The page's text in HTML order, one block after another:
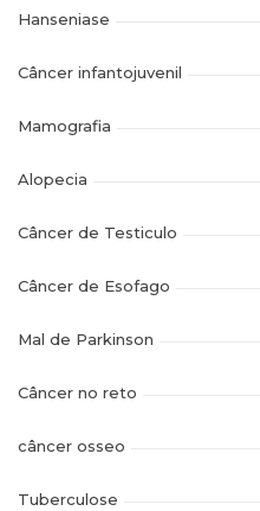
Hanseniase
Câncer infantojuvenil
Mamografia
Alopecia
Câncer de Testiculo
Câncer de Esofago
Mal de Parkinson
Câncer no reto
câncer osseo
Tuberculose